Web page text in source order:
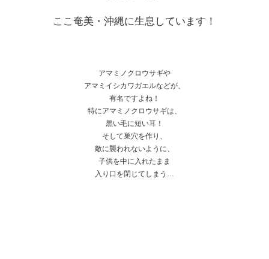
ここ奄美・沖縄に生息しています！
アマミノクロウサギや
アマミイシカワガエルなどが、
有名ですよね！
特にアマミノクロウサギは、
黒い毛に短い耳！
そして巣穴を作り、
敵に襲われないように、
子供を中に入れたまま
入り口を閉じてしまう…